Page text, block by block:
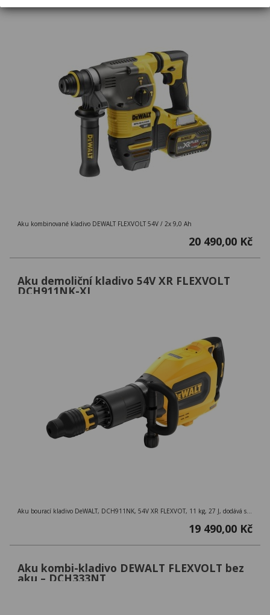
Aku kombinované kladivo DEWALT FLEXVOLT 54V / 2x 9,0 Ah
20 490,00 Kč
Aku demoliční kladivo 54V XR FLEXVOLT
DCH911NK-XJ
Aku bourací kladivo DeWALT, DCH911NK, 54V XR FLEXVOT, 11 kg, 27 J, dodává se bez akumulátorů a nabíječky v kufru
19 490,00 Kč
Aku kombi-kladivo DEWALT FLEXVOLT bez
aku – DCH333NT